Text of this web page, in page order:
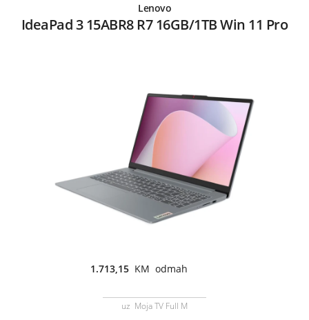
Lenovo
IdeaPad 3 15ABR8 R7 16GB/1TB Win 11 Pro
1.713,15 KM odmah
uz Moja TV Full M